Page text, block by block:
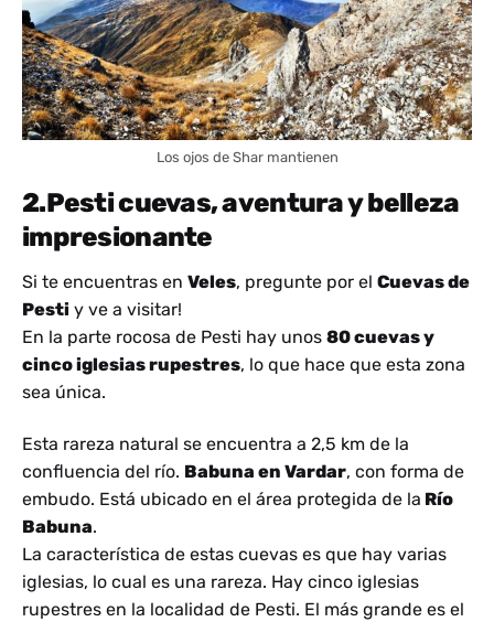
Los ojos de Shar mantienen
2.Pesti cuevas, aventura y belleza
impresionante
Si te encuentras en Veles, pregunte por el Cuevas de
Pesti y ve a visitar!
En la parte rocosa de Pesti hay unos 80 cuevas y
cinco iglesias rupestres, lo que hace que esta zona
sea única.
Esta rareza natural se encuentra a 2,5 km de la
confluencia del río. Babuna en Vardar, con forma de
embudo. Está ubicado en el área protegida de la Río
Babuna.
La característica de estas cuevas es que hay varias
iglesias, lo cual es una rareza. Hay cinco iglesias
rupestres en la localidad de Pesti. El más grande es el